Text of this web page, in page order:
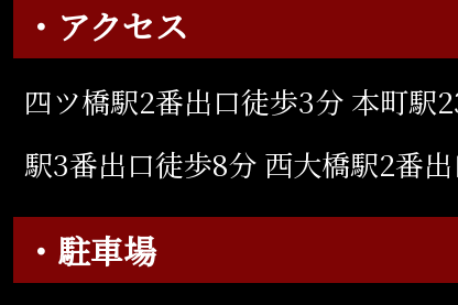
・アクセス
四ツ橋駅2番出口徒歩3分 本町駅
駅3番出口徒歩8分 西大橋駅2番
・駐車場